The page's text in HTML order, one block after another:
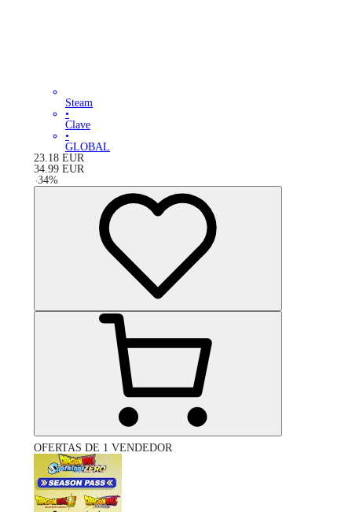
Steam
•
Clave
•
GLOBAL
23.18 EUR
34.99 EUR
-34%
OFERTAS DE 1 VENDEDOR